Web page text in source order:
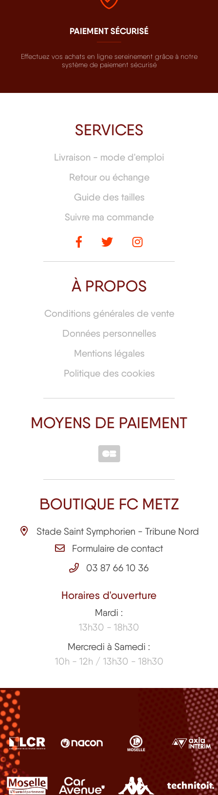
PAIEMENT SÉCURISÉ
Effectuez vos achats en ligne sereinement grâce à notre
système de paiement sécurisé
SERVICES
Livraison - mode d'emploi
Retour ou échange
Guide des tailles
Suivre ma commande
À PROPOS
Conditions générales de vente
Données personnelles
Mentions légales
Politique des cookies
MOYENS DE PAIEMENT
BOUTIQUE FC METZ
Stade Saint Symphorien - Tribune Nord
Formulaire de contact
03 87 66 10 36
Horaires d'ouverture
Mardi :
13h30 - 18h30
Mercredi à Samedi :
10h - 12h / 13h30 - 18h30